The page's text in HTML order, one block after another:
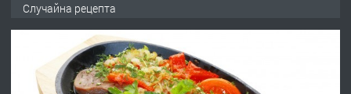
Случайна рецепта